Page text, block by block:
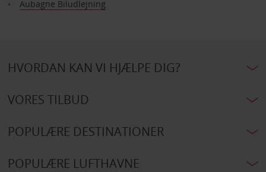
Aubagne Biludlejning
HVORDAN KAN VI HJÆLPE DIG?
VORES TILBUD
POPULÆRE DESTINATIONER
POPULÆRE LUFTHAVNE